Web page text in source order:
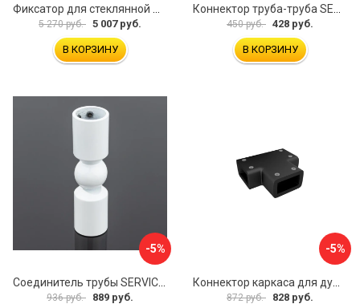
5 270 руб. 5 007 руб.
В КОРЗИНУ
450 руб. 428 руб.
В КОРЗИНУ
-5%
936 руб. 889 руб.
-5%
872 руб. 828 руб.